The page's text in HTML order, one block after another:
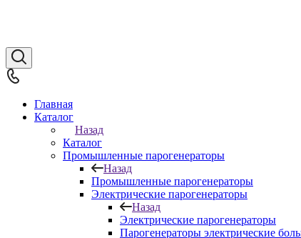
Главная
Каталог
Назад
Каталог
Промышленные парогенераторы
Назад
Промышленные парогенераторы
Электрические парогенераторы
Назад
Электрические парогенераторы
Парогенераторы электрические